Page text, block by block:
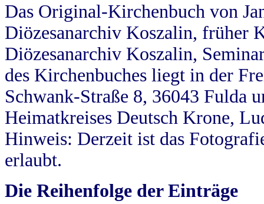
Das Original-Kirchenbuch von
Diözesanarchiv Koszalin, früher
Diözesanarchiv Koszalin,
des Kirchenbuches liegt in der
Schwank-Straße 8, 36043 Fulda
Heimatkreises Deutsch Krone,
Hinweis: Derzeit ist das
erlaubt.
Die Reihenfolge der Einträge